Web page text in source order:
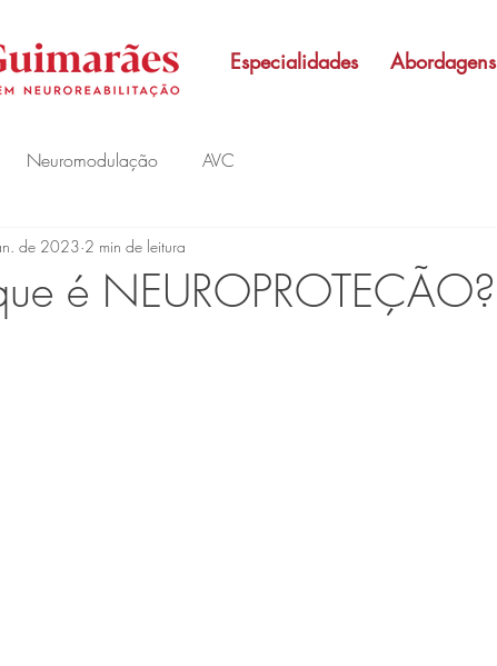
Especialidades Abordagens
Neuromodulação AVC
é NEUROPROTEÇÃO?
de 2023 2 min de leitura